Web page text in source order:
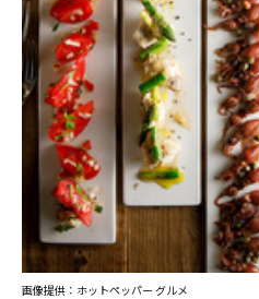
画像提供：ホットペッパー グルメ